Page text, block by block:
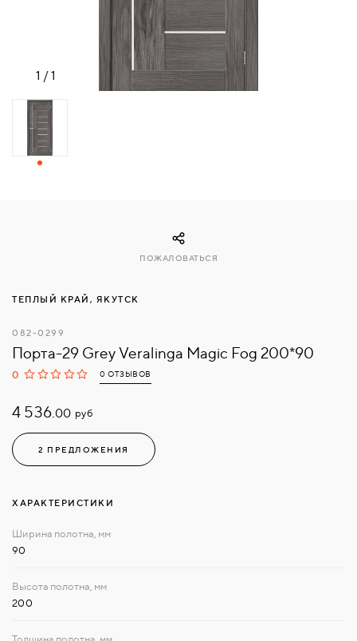
ИНТЕРЕСНЫЕ
СТАТЬИ
СВЯЗАТЬСЯ
С
НАМИ
1 /1
ТЕПЛЫЙ КРАЙ, ЯКУТСК
082-0299
Порта-29 Grey Veralinga Magic Fog 200*90
0 0 ОТЗЫВОВ
4 536.00 руб
2 ПРЕДЛОЖЕНИЯ
ПОЖАЛОВАТЬСЯ
ХАРАКТЕРИСТИКИ
90
200